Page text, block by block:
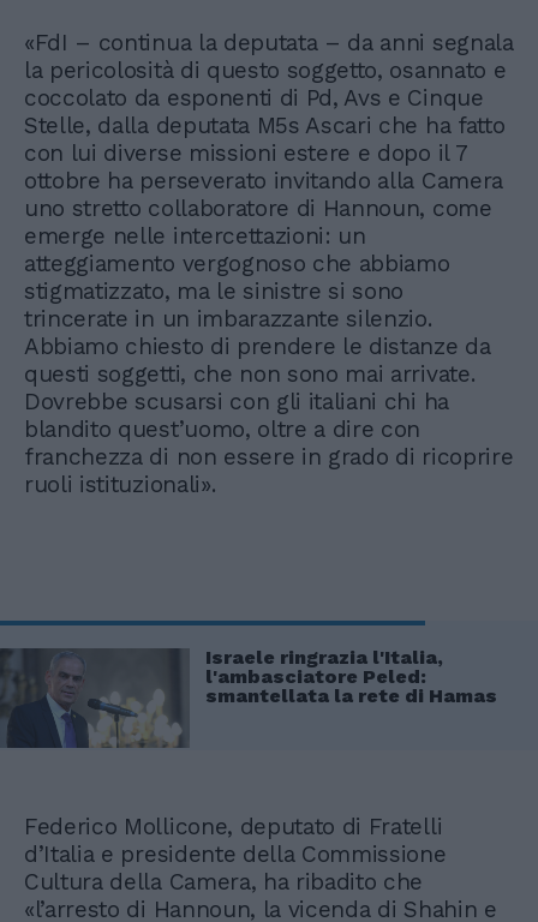
«FdI – continua la deputata – da anni segnala
la pericolosità di questo soggetto, osannato e
coccolato da esponenti di Pd, Avs e Cinque
Stelle, dalla deputata M5s Ascari che ha fatto
con lui diverse missioni estere e dopo il 7
ottobre ha perseverato invitando alla Camera
uno stretto collaboratore di Hannoun, come
emerge nelle intercettazioni: un
atteggiamento vergognoso che abbiamo
stigmatizzato, ma le sinistre si sono
trincerate in un imbarazzante silenzio.
Abbiamo chiesto di prendere le distanze da
questi soggetti, che non sono mai arrivate.
Dovrebbe scusarsi con gli italiani chi ha
blandito quest’uomo, oltre a dire con
franchezza di non essere in grado di ricoprire
ruoli istituzionali».
Israele ringrazia l'Italia,
l'ambasciatore Peled:
smantellata la rete di Hamas
Federico Mollicone, deputato di Fratelli
d’Italia e presidente della Commissione
Cultura della Camera, ha ribadito che
«l’arresto di Hannoun, la vicenda di Shahin e